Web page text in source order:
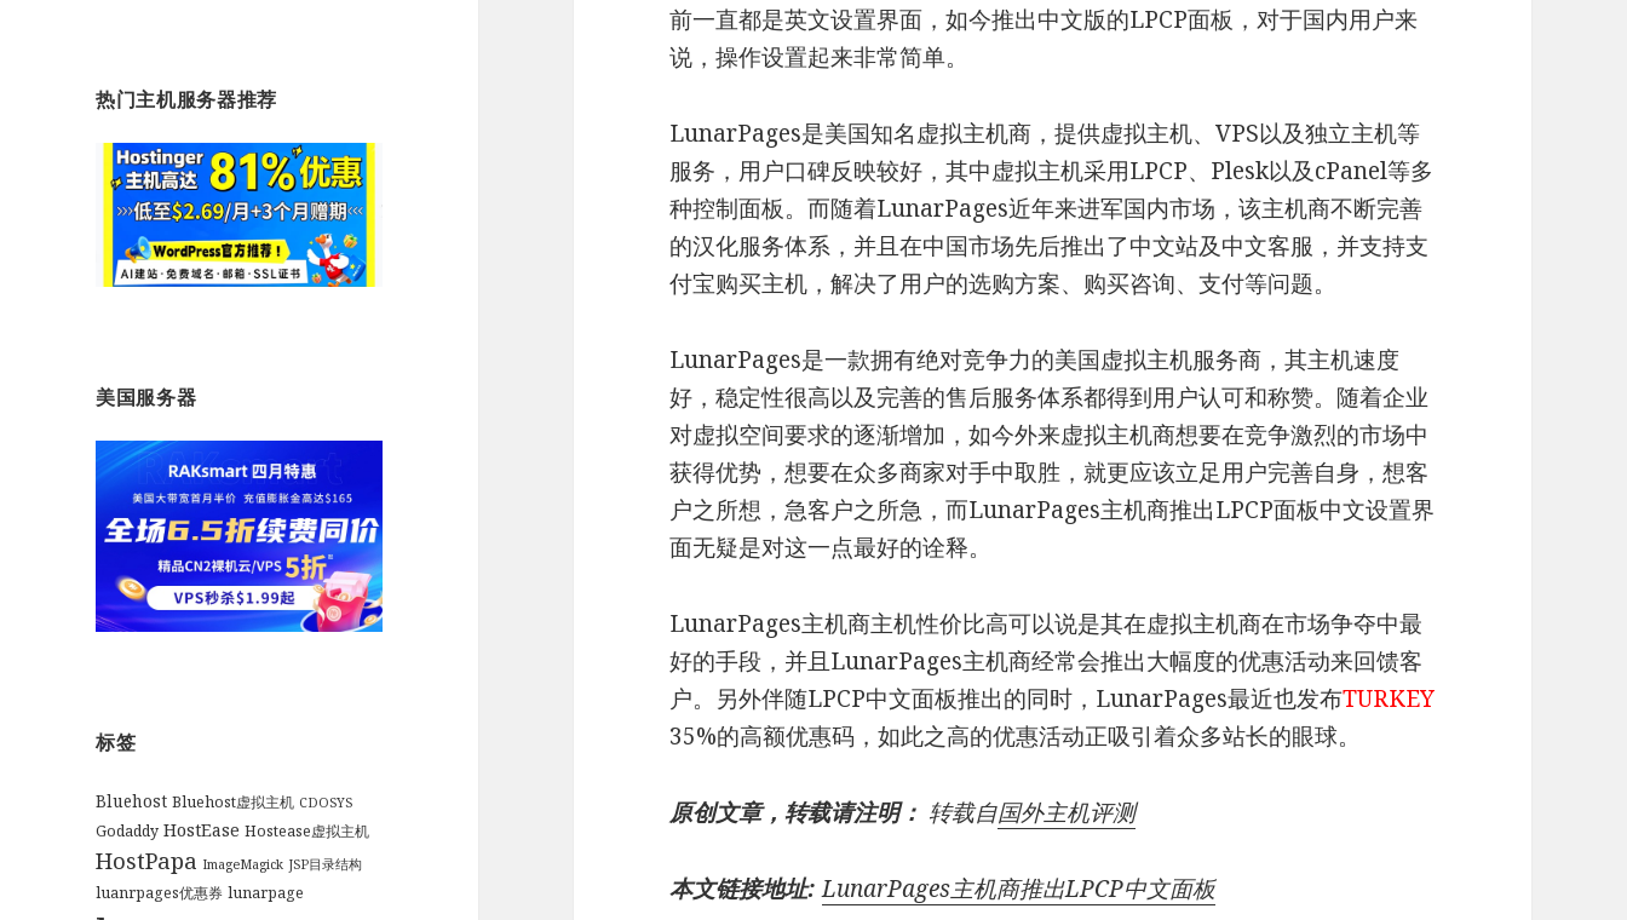
热门主机服务器推荐
美国服务器
标签
Bluehost Bluehost虚拟主机 CDOSYS
Godaddy HostEase Hostease虚拟主机
HostPapa ImageMagick JSP目录结构
luanrpages优惠券 lunarpage
前一直都是英文设置界面，如今推出中文版的LPCP面板，对于国内用户来
说，操作设置起来非常简单。
LunarPages是美国知名虚拟主机商，提供虚拟主机、VPS以及独立主机等
服务，用户口碑反映较好，其中虚拟主机采用LPCP、Plesk以及cPanel等多
种控制面板。而随着LunarPages近年来进军国内市场，该主机商不断完善
的汉化服务体系，并且在中国市场先后推出了中文站及中文客服，并支持支
付宝购买主机，解决了用户的选购方案、购买咨询、支付等问题。
LunarPages是一款拥有绝对竞争力的美国虚拟主机服务商，其主机速度
好，稳定性很高以及完善的售后服务体系都得到用户认可和称赞。随着企业
对虚拟空间要求的逐渐增加，如今外来虚拟主机商想要在竞争激烈的市场中
获得优势，想要在众多商家对手中取胜，就更应该立足用户完善自身，想客
户之所想，急客户之所急，而LunarPages主机商推出LPCP面板中文设置界
面无疑是对这一点最好的诠释。
LunarPages主机商主机性价比高可以说是其在虚拟主机商在市场争夺中最
好的手段，并且LunarPages主机商经常会推出大幅度的优惠活动来回馈客
户。另外伴随LPCP中文面板推出的同时，LunarPages最近也发布TURKEY
35%的高额优惠码，如此之高的优惠活动正吸引着众多站长的眼球。
原创文章，转载请注明： 转载自国外主机评测
本文链接地址: LunarPages主机商推出LPCP中文面板